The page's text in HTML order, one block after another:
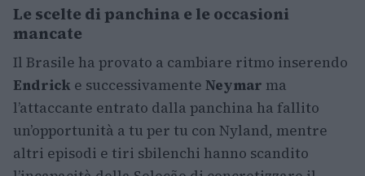
Le scelte di panchina e le occasioni
mancate
Il Brasile ha provato a cambiare ritmo inserendo
Endrick e successivamente Neymar ma
l’attaccante entrato dalla panchina ha fallito
un’opportunità a tu per tu con Nyland, mentre
altri episodi e tiri sbilenchi hanno scandito